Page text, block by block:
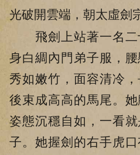
光破開雲端，朝太虛劍
飛劍上站著一名二
身白綢內門弟子服，
秀如嫩竹，面容清冷
後束成高高的馬尾。
姿態沉穩自如，一看
子。她握劍的右手虎